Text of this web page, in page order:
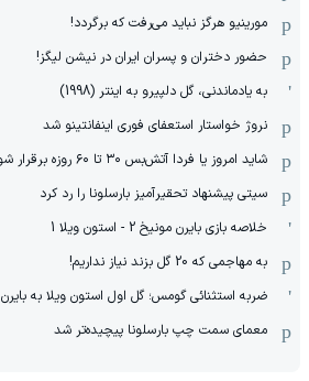
مورینیو هرگز نباید می‌رفت که برگردد!
حضور دختران و پسران ایران در نیشن لیگز!
به یادماندنی، گل دلپیرو به اینتر (1998)
نروژ خواستار استعفای فوری اینفانتینو شد
شاید امروز یا فردا آتش‌بس ۳۰ تا ۶۰ روزه برقرار شود
سیتی پیشنهاد تحقیرآمیز بارسلونا را رد کرد
خلاصه بازی بایرن مونیخ 2 - استون ویلا 1
به مهاجمی که 20 گل بزند نیاز نداریم!
ضربه استثنائی گومس؛ گل اول استون ویلا به بایرن
معمای سمت چپ بارسلونا پیچیده‌تر شد